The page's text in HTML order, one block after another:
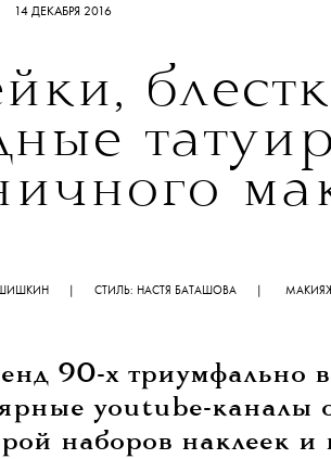
14 ДЕКАБРЯ 2016
ШИШКИН | СТИЛЬ: НАСТЯ БАТАШОВА | МАКИЯЖ И
90-х триумфально
youtube-каналы
наборов наклеек и